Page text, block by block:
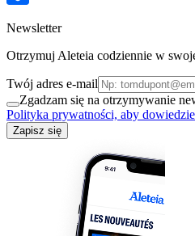
Newsletter
Otrzymuj Aleteia codziennie w
Twój adres e-mail
Zgadzam się na otrzymywanie
Polityka prywatności, aby
Zapisz się